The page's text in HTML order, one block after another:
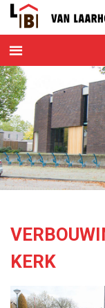
OVER ONS
DUURZAAM
PROJECTEN
CONTACT
KERK